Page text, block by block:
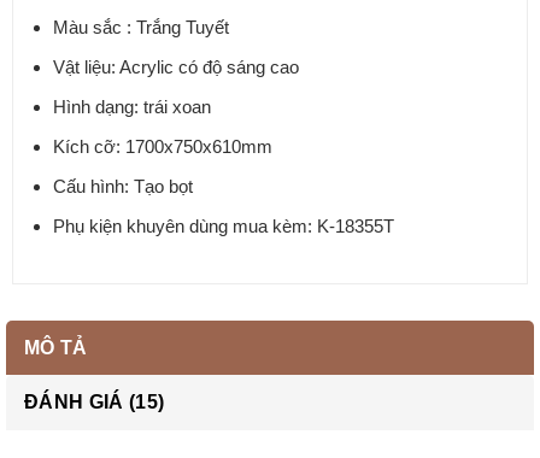
Màu sắc : Trắng Tuyết
Vật liệu: Acrylic có độ sáng cao
Hình dạng: trái xoan
Kích cỡ: 1700x750x610mm
Cấu hình: Tạo bọt
Phụ kiện khuyên dùng mua kèm: K-18355T
MÔ TẢ
ĐÁNH GIÁ (15)